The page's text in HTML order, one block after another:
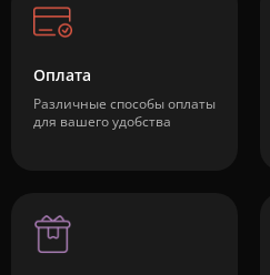
Оплата
Различные способы оплаты
для вашего удобства